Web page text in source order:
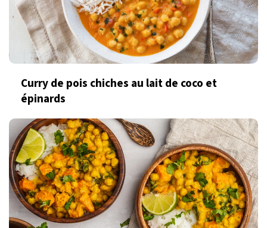
Curry de pois chiches au lait de coco et
épinards